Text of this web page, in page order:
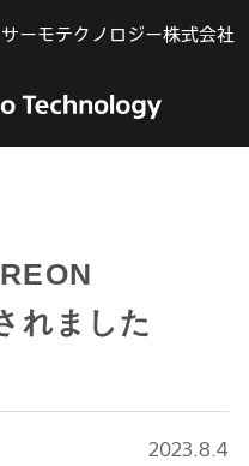
ーモテクノロジー株式会社
れました
2023.8.4